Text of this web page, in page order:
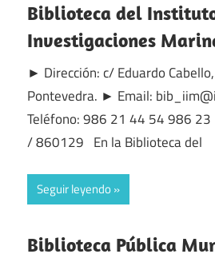
Biblioteca del
Investigaciones
► Dirección: c/ Eduardo
Pontevedra. ► Email:
Teléfono: 986 21 44 54 986
/ 860129 En la Biblioteca del
Seguir leyendo
Biblioteca Pública